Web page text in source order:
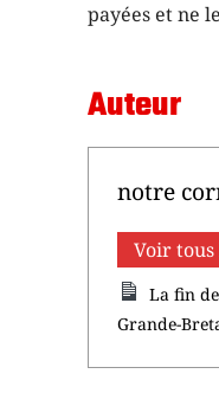
payées et ne
Auteur
notre
Voir
La fin
Grande-